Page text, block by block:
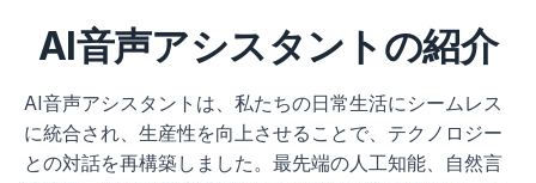
AI音声アシスタントの紹介
AI音声アシスタントは、私たちの日常生活にシームレス
に統合され、生産性を向上させることで、テクノロジー
との対話を再構築しました。最先端の人工知能、自然言